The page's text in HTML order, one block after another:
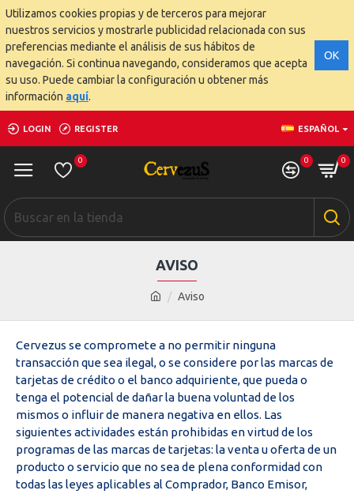
Utilizamos cookies propias y de terceros para mejorar
nuestros servicios y mostrarle publicidad relacionada con sus
preferencias mediante el análisis de sus hábitos de
navegación. Si continua navegando, consideramos que acepta
su uso. Puede cambiar la configuración u obtener más
información aquí.
OK
LOGIN REGISTER ESPAÑOL
0 0 0
Aviso
AVISO
Cervezus se compromete a no permitir ninguna
transacción que sea ilegal, o se considere por las marcas de
tarjetas de crédito o el banco adquiriente, que pueda o
tenga el potencial de dañar la buena voluntad de los
mismos o influir de manera negativa en ellos. Las
siguientes actividades están prohibidas en virtud de los
programas de las marcas de tarjetas: la venta u oferta de un
producto o servicio que no sea de plena conformidad con
todas las leyes aplicables al Comprador, Banco Emisor,